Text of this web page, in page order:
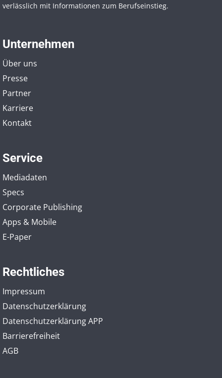
verlässlich mit Informationen zum Berufseinstieg.
Unternehmen
Über uns
Presse
Partner
Karriere
Kontakt
Service
Mediadaten
Specs
Corporate Publishing
Apps & Mobile
E-Paper
Rechtliches
Impressum
Datenschutzerklärung
Datenschutzerklärung APP
Barrierefreiheit
AGB